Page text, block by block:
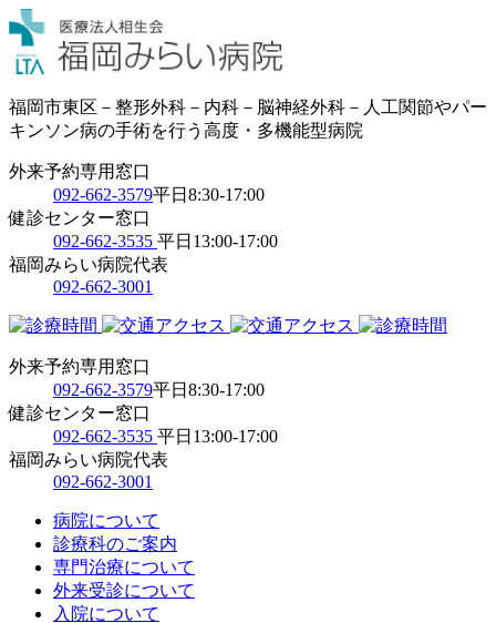
福岡市東区－整形外科－内科－脳神経外科－人工関節やパー
キンソン病の手術を行う高度・多機能型病院
外来予約専用窓口
092-662-3579平日8:30-17:00
健診センター窓口
092-662-3535 平日13:00-17:00
福岡みらい病院代表
092-662-3001
外来予約専用窓口
092-662-3579平日8:30-17:00
健診センター窓口
092-662-3535 平日13:00-17:00
福岡みらい病院代表
092-662-3001
病院について
診療科のご案内
専門治療について
外来受診について
入院について